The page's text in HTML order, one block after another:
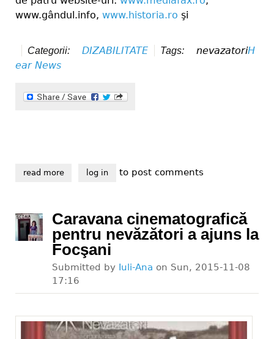
www.gândul.info, www.historia.ro şi
Categorii: DIZABILITATE Tags: nevazatoriH
ear News
read moreabout persoanele cu deficienţe de vedere pot
log in to post comments
Caravana cinematografică
pentru nevăzători a ajuns la
Focşani
Submitted by Iuli-Ana on Sun, 2015-11-08
17:16